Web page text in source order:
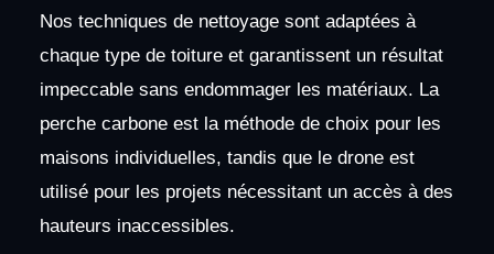
Nos techniques de nettoyage sont adaptées à
chaque type de toiture et garantissent un résultat
impeccable sans endommager les matériaux. La
perche carbone est la méthode de choix pour les
maisons individuelles, tandis que le drone est
utilisé pour les projets nécessitant un accès à des
hauteurs inaccessibles.